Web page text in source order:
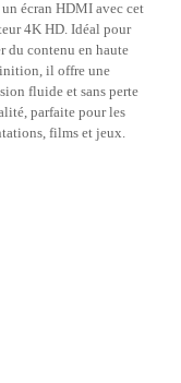
écran HDMI avec cet
4K HD. Idéal pour
du contenu en haute
il offre une
fluide et sans perte
parfaite pour les
films et jeux.